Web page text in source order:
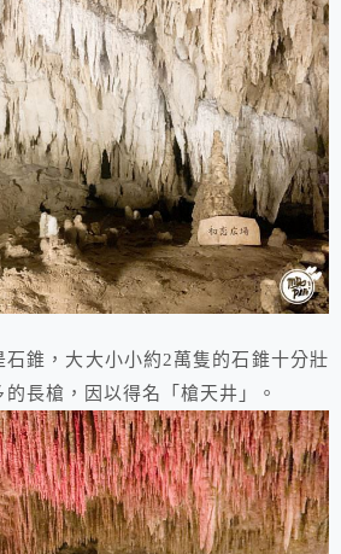
錐，大大小小約2萬隻的石錐十分壯
長槍，因以得名「槍天井」。